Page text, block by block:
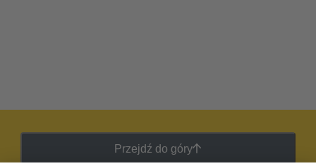
Przejdź do góry